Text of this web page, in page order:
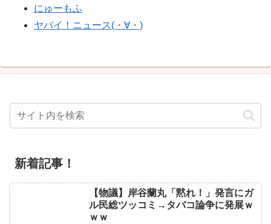
にゅーもふ
ヤバイ！ニュース(・∀・)
新着記事！
【物議】岸谷蘭丸「黙れ！」発言にガ
ル民総ツッコミ→タバコ論争に発展ｗ
ｗｗ